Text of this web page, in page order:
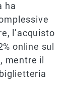
ha
l’acquisto
online sul
mentre il